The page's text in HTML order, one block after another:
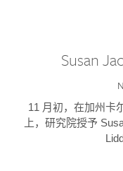
Susan
11 月初，在加州卡
上，研究院授予